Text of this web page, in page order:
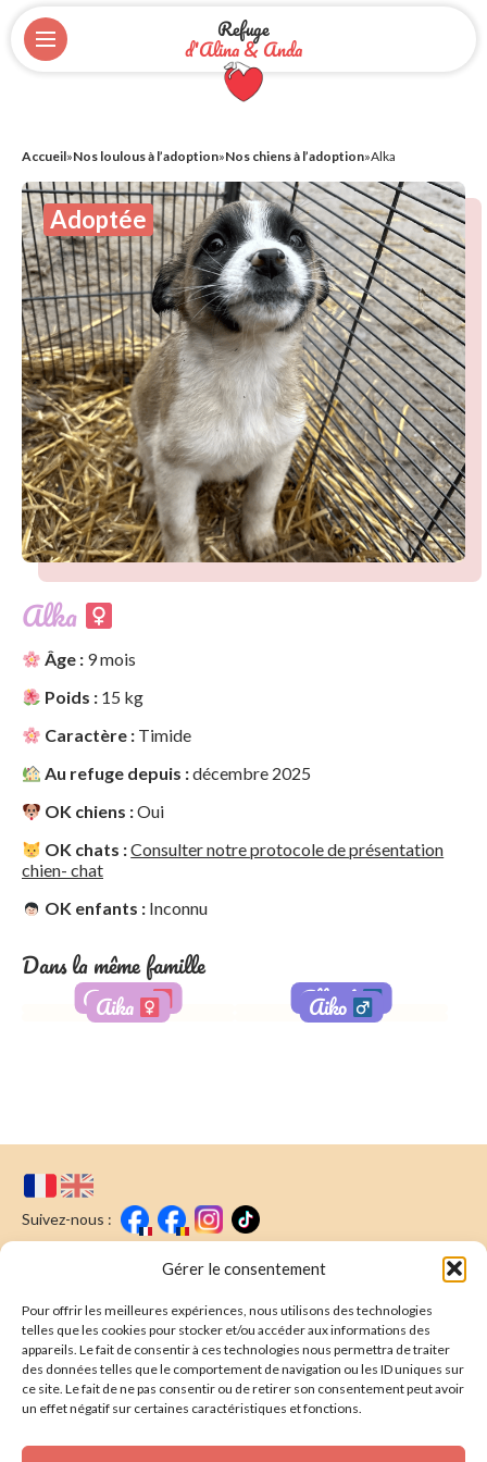
Gérer le consentement
Pour offrir les meilleures expériences, nous utilisons des technologies
telles que les cookies pour stocker et/ou accéder aux informations des
appareils. Le fait de consentir à ces technologies nous permettra de traiter
des données telles que le comportement de navigation ou les ID uniques sur
ce site. Le fait de ne pas consentir ou de retirer son consentement peut avoir
un effet négatif sur certaines caractéristiques et fonctions.
Refuge
d'Alina & Anda
Accueil»Nos loulous à l’adoption»Nos chiens à l’adoption»Alka
Adoptée
Alka
Âge : 9 mois
Poids : 15 kg
Caractère : Timide
Au refuge depuis :décembre 2025
OK chiens :Oui
OK chats :Consulter notre protocole de présentation
chien- chat
OK enfants : Inconnu
Dans la même famille
Aramys
Adoptée
Albert
Aika Aiko
Suivez-nous :
Nous écrire
Newsletter
E-mail* : Souscrire
J'ai lu & j'accepte lapolitique de confidentalité